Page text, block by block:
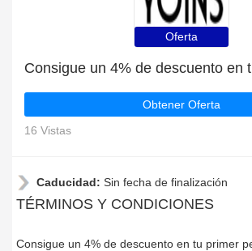
Oferta
Obtener Oferta
16 Vistas
Caducidad: Sin fecha de finalización
TÉRMINOS Y CONDICIONES
Consigue un 4% de descuento en tu primer